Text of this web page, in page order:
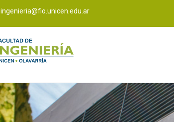
ingenieria@fio.unicen.edu.ar